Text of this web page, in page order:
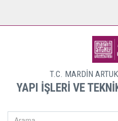
T.C. MARDİN
YAPI İŞLERİ VE